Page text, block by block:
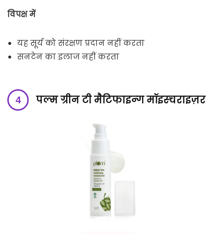
विपक्ष में
यह सूर्य को संरक्षण प्रदान नहीं करता
सनटेन का इलाज नहीं करता
पल्म ग्रीन टी मैटिफाइन्ग मॉइस्चराइज़र